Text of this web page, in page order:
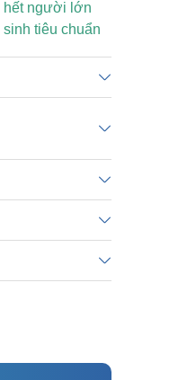
hết người lớn
tiêu chuẩn